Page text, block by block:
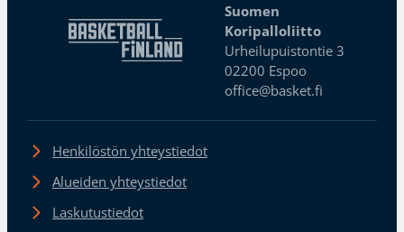
Suomen
Koripalloliitto
Urheilupuistontie 3
02200 Espoo
office@basket.fi
Henkilöstön yhteystiedot
Alueiden yhteystiedot
Laskutustiedot